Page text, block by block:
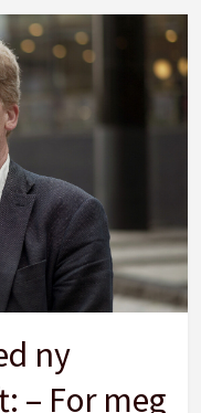
ny
– For meg